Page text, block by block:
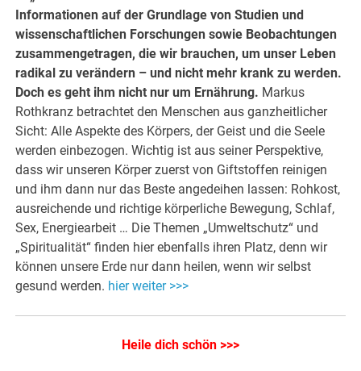
Informationen auf der Grundlage von Studien und
wissenschaftlichen Forschungen sowie Beobachtungen
zusammengetragen, die wir brauchen, um unser Leben
radikal zu verändern – und nicht mehr krank zu werden.
Doch es geht ihm nicht nur um Ernährung. Markus
Rothkranz betrachtet den Menschen aus ganzheitlicher
Sicht: Alle Aspekte des Körpers, der Geist und die Seele
werden einbezogen. Wichtig ist aus seiner Perspektive,
dass wir unseren Körper zuerst von Giftstoffen reinigen
und ihm dann nur das Beste angedeihen lassen: Rohkost,
ausreichende und richtige körperliche Bewegung, Schlaf,
Sex, Energiearbeit … Die Themen „Umweltschutz“ und
„Spiritualität“ finden hier ebenfalls ihren Platz, denn wir
können unsere Erde nur dann heilen, wenn wir selbst
gesund werden. hier weiter >>>
Heile dich schön >>>